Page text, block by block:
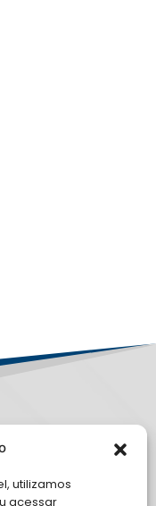
utilizamos
acessar